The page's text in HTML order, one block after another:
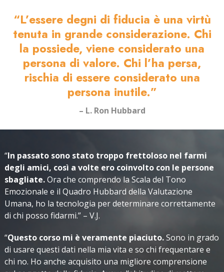
“L’essere degni di fiducia è una virtù
tenuta in grande considerazione. Chi
la possiede, viene considerato una
persona di valore. Chi l’ha persa,
rischia di essere considerato una
persona inutile.”
– L. Ron Hubbard
“In passato sono stato troppo frettoloso nel farmi
degli amici, così a volte ero coinvolto con le persone
sbagliate.Ora che comprendo la Scala del Tono
Emozionale e il Quadro Hubbard della Valutazione
Umana, ho la tecnologia per determinare correttamente
di chi posso fidarmi.” – V.J.
“Questo corso mi è veramente piaciuto.Sono in grado
di usare questi dati nella mia vita e so chi frequentare e
chi no. Ho anche acquisito una migliore comprensione